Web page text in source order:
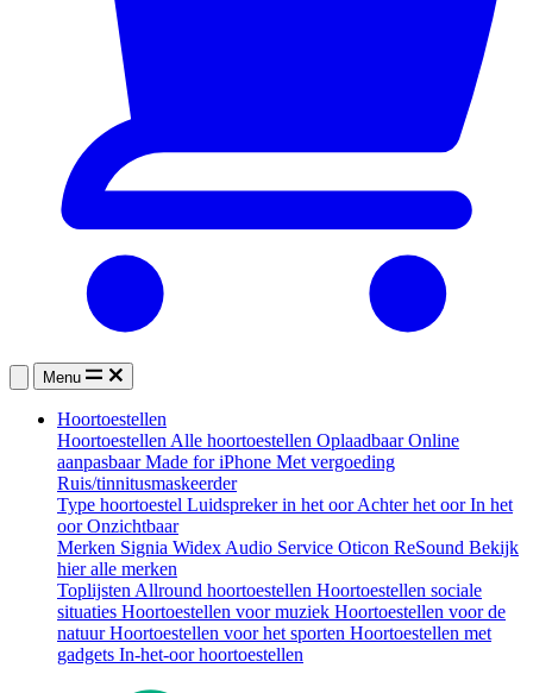
Menu
Hoortoestellen
HoortoestellenAlle hoortoestellen OplaadbaarOnline
aanpasbaarMade for iPhone Met vergoeding
Ruis/tinnitusmaskeerder
Type hoortoestel Luidspreker in het oorAchter het oorIn het
oorOnzichtbaar
Merken Signia WidexAudio Service Oticon ReSound Bekijk
hier alle merken
ToplijstenAllround hoortoestellen Hoortoestellen sociale
situaties Hoortoestellen voor muziek Hoortoestellen voor de
natuurHoortoestellen voor het sporten Hoortoestellen met
gadgets In-het-oor hoortoestellen